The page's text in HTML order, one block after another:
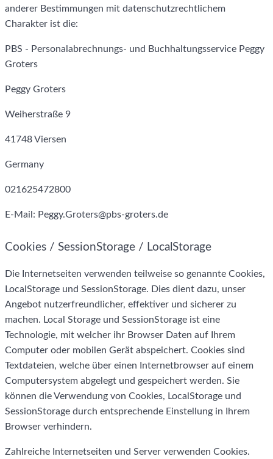
anderer Bestimmungen mit datenschutzrechtlichem
Charakter ist die:
PBS - Personalabrechnungs- und Buchhaltungsservice Peggy
Groters
Peggy Groters
Weiherstraße 9
41748 Viersen
Germany
021625472800
E-Mail: Peggy.Groters@pbs-groters.de
Cookies / SessionStorage / LocalStorage
Die Internetseiten verwenden teilweise so genannte Cookies,
LocalStorage und SessionStorage. Dies dient dazu, unser
Angebot nutzerfreundlicher, effektiver und sicherer zu
machen. Local Storage und SessionStorage ist eine
Technologie, mit welcher ihr Browser Daten auf Ihrem
Computer oder mobilen Gerät abspeichert. Cookies sind
Textdateien, welche über einen Internetbrowser auf einem
Computersystem abgelegt und gespeichert werden. Sie
können die Verwendung von Cookies, LocalStorage und
SessionStorage durch entsprechende Einstellung in Ihrem
Browser verhindern.
Zahlreiche Internetseiten und Server verwenden Cookies.